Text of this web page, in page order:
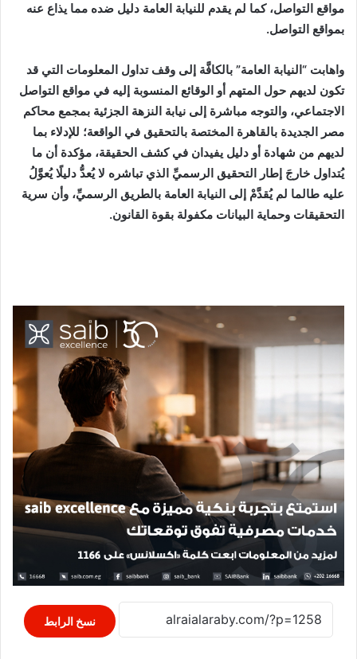
مواقع التواصل، كما لم يقدم للنيابة العامة دليل ضده مما يذاع عنه
بمواقع التواصل.
واهابت “النيابة العامة” بالكافَّة إلى وقف تداول المعلومات التي قد
تكون لديهم حول المتهم أو الوقائع المنسوبة إليه في مواقع التواصل
الاجتماعي، والتوجه مباشرة إلى نيابة النزهة الجزئية بمجمع محاكم
مصر الجديدة بالقاهرة المختصة بالتحقيق في الواقعة؛ للإدلاء بما
لديهم من شهادة أو دليل يفيدان في كشف الحقيقة، مؤكدة أن ما
يُتداول خارجَ إطار التحقيق الرسميِّ الذي تباشره لا يُعدُّ دليلًا يُعوَّلُ
عليه طالما لم يُقدَّمْ إلى النيابة العامة بالطريق الرسميِّ، وأن سرية
التحقيقات وحماية البيانات مكفولة بقوة القانون.
نسخ الرابط